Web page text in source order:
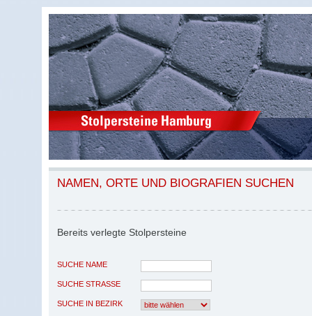
NAMEN, ORTE UND BIOGRAFIEN SUCHEN
Bereits verlegte Stolpersteine
SUCHE NAME
SUCHE STRASSE
SUCHE IN BEZIRK